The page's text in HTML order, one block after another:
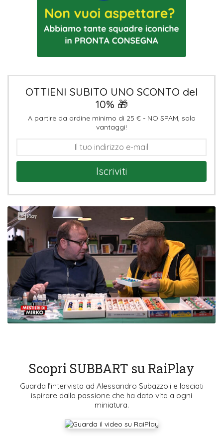
OTTIENI SUBITO UNO SCONTO del
10% 🎁
A partire da ordine minimo di 25 € - NO SPAM, solo
vantaggi!
Iscriviti
Scopri SUBBART su RaiPlay
Guarda l’intervista ad Alessandro Subazzoli e lasciati
ispirare dalla passione che ha dato vita a ogni
miniatura.